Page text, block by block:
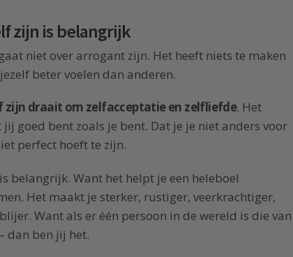
zijn is belangrijk
niet over arrogant zijn. Het heeft niets te maken
beter voelen dan anderen.
zijn draait om zelfacceptatie en zelfliefde. Het
goed bent zoals je bent. Dat je je niet anders voor
perfect hoeft te zijn.
belangrijk. Want het helpt je een heleboel
Het maakt je sterker, rustiger, veerkrachtiger,
Want als er één persoon in de wereld is die van
dan ben jij het.